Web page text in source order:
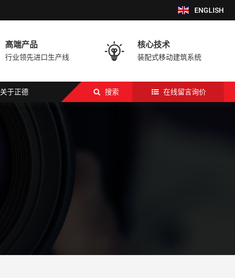
ENGLISH
高端产品
行业领先进口生产线  核心技术
装配式移动建筑系统
在线留言询价
搜索
关于正德